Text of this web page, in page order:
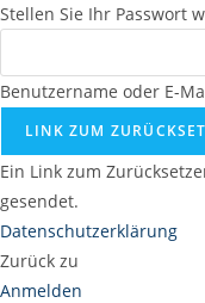
Stellen Sie Ihr Passwort
Benutzername oder E-
LINK ZUM
Ein Link zum
gesendet.
Datenschutzerklärung
Zurück zu
Anmelden